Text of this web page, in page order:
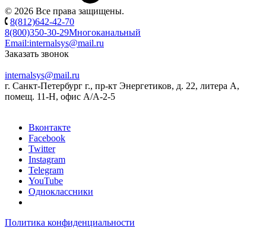
© 2026 Все права защищены.
8(812)642-42-70
8(800)350-30-29Многоканальный
Email:internalsys@mail.ru
Заказать звонок
internalsys@mail.ru
г. Санкт-Петербург г., пр-кт Энергетиков, д. 22, литера А,
помещ. 11-Н, офис А/А-2-5
Вконтакте
Facebook
Twitter
Instagram
Telegram
YouTube
Одноклассники
Политика конфиденциальности